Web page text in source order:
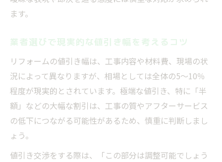
ます。
業者選びで現実的な値引き幅を考えるコツ
リフォームの値引き幅は、工事内容や材料費、現場の状
況によって異なりますが、相場としては全体の5～10％
程度が現実的とされています。極端な値引き、特に「半
額」などの大幅な割引は、工事の質やアフターサービス
の低下につながる可能性があるため、慎重に判断しまし
ょう。
値引き交渉をする際は、「この部分は調整可能でしょう